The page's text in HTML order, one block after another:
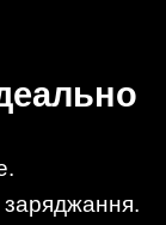
заряджання.